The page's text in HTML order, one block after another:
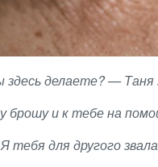
делаете? — Таня
и к тебе на
для другого